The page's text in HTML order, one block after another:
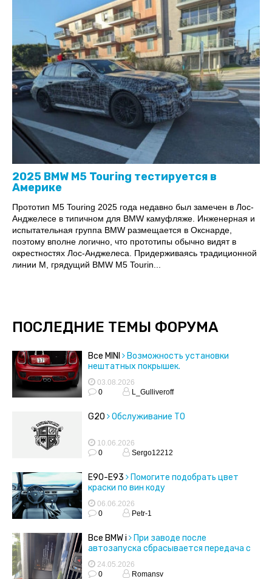
2025 BMW M5 Touring тестируется в
Америке
Прототип M5 Touring 2025 года недавно был замечен в Лос-
Анджелесе в типичном для BMW камуфляже. Инженерная и
испытательная группа BMW размещается в Окснарде,
поэтому вполне логично, что прототипы обычно видят в
окрестностях Лос-Анджелеса. Придерживаясь традиционной
линии M, грядущий BMW M5 Tourin...
ПОСЛЕДНИЕ ТЕМЫ ФОРУМА
Все MINI
Возможность установки
нештатных покрышек.
03.08.2026
0
L_Gulliveroff
G20 Обслуживание ТО
10.06.2026
0
Sergo12212
E90-E93
Помогите подобрать цвет
краски по вин коду
06.06.2026
0
Petr-1
Все BMW i
При заводе после
автозапуска сбрасывается передача с
drive на parking
24.05.2026
0
Romansv